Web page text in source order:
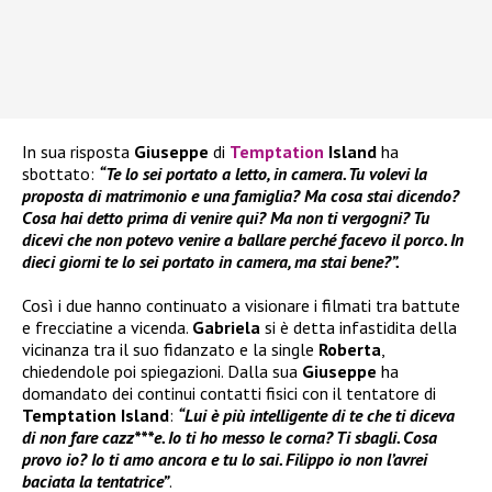
In sua risposta Giuseppe di Temptation Island ha
sbottato: “Te lo sei portato a letto, in camera. Tu volevi la
proposta di matrimonio e una famiglia? Ma cosa stai dicendo?
Cosa hai detto prima di venire qui? Ma non ti vergogni? Tu
dicevi che non potevo venire a ballare perché facevo il porco. In
dieci giorni te lo sei portato in camera, ma stai bene?”.
Così i due hanno continuato a visionare i filmati tra battute
e frecciatine a vicenda. Gabriela si è detta infastidita della
vicinanza tra il suo fidanzato e la single Roberta,
chiedendole poi spiegazioni. Dalla sua Giuseppe ha
domandato dei continui contatti fisici con il tentatore di
Temptation Island: “Lui è più intelligente di te che ti diceva
di non fare cazz***e. Io ti ho messo le corna? Ti sbagli. Cosa
provo io? Io ti amo ancora e tu lo sai. Filippo io non l’avrei
baciata la tentatrice”.